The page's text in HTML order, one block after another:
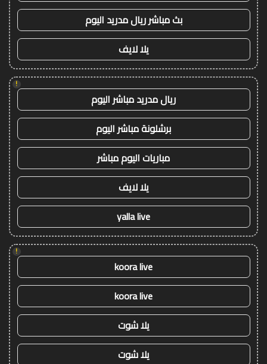
بث مباشر ريال مدريد اليوم
يلا لايف
!
ريال مدريد مباشر اليوم
برشلونة مباشر اليوم
مباريات اليوم مباشر
يلا لايف
yalla live
!
koora live
koora live
يلا شوت
يلا شوت